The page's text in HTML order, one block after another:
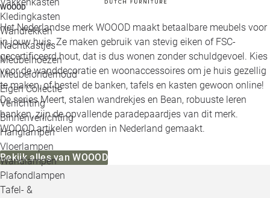
Kledingkasten
Wandrekken
Nachtkastjes
Meubelhoezen
Meubelonderhoud
Eigen Collectie
Verlichting
Binnenverlichting
Hanglampen
Vloerlampen
Wandlampen
Plafondlampen
Tafel- &
WOOOD
Het Nederlandse merk WOOOD maakt betaalbare meubels voor
in jouw huis. Ze maken gebruik van stevig eiken of FSC-
gecertificeerd hout, dat is dus wonen zonder schuldgevoel. Kies
voor de wanddecoratie en woonaccessoires om je huis gezellig
te maken, of bestel de banken, tafels en kasten gewoon online!
De series Meert, stalen wandrekjes en Bean, robuuste leren
banken, zijn de opvallende paradepaardjes van dit merk.
WOOOD artikelen worden in Nederland gemaakt.
Bekijk alles van WOOOD